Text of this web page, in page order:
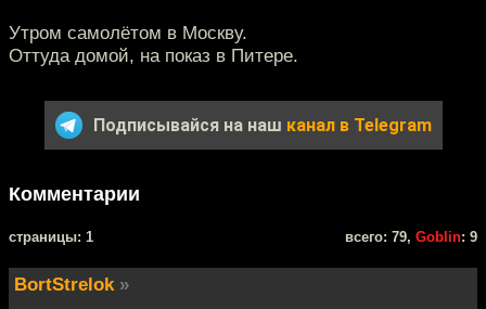
Утром самолётом в Москву.
Оттуда домой, на показ в Питере.
Подписывайся на наш канал в Telegram
Комментарии
cтраницы: 1 всего: 79, Goblin: 9
BortStrelok »